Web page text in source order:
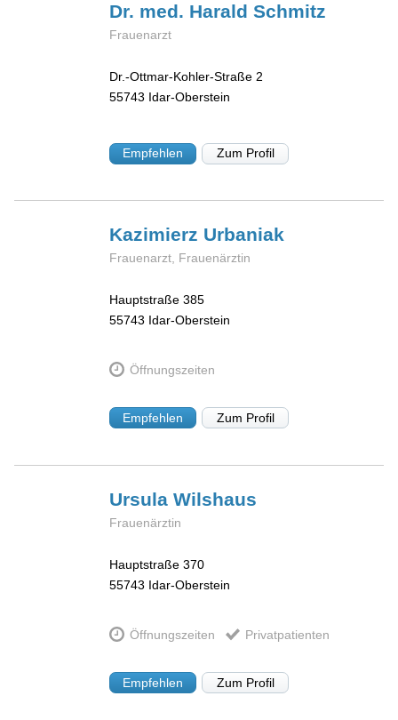
Dr. med. HaraldSchmitz
Frauenarzt
Dr.-Ottmar-Kohler-Straße 2
55743 Idar-Oberstein
Empfehlen Zum Profil
Kazimierz Urbaniak
Frauenarzt, Frauenärztin
Hauptstraße 385
55743 Idar-Oberstein
Öffnungszeiten
Empfehlen Zum Profil
UrsulaWilshaus
Frauenärztin
Hauptstraße 370
55743 Idar-Oberstein
Öffnungszeiten Privatpatienten
Empfehlen Zum Profil